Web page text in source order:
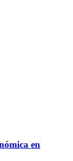
en